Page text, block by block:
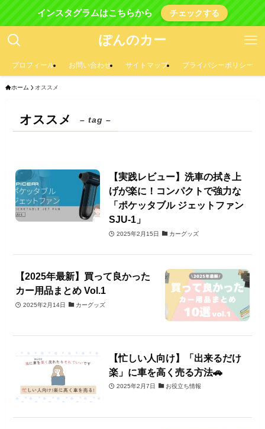
インスタグラムはこちらから チェックする
ぽんのカー
プロフィール お問い合わせ サイトマップ プライバシーポリシー
ホーム オススメ
オススメ – tag –
【実践レビュー】洗車の拭き上
げが楽に！コンパクトで強力な
「ポケッタブル ジェットファン
SJU-1」
2025年2月15日 カーグッズ
【2025年最新】買って良かった
カー用品まとめ Vol.1
2025年2月14日 カーグッズ
【忙しい人向け】「出来るだけ
楽」に車を高く売る方法🚗
2025年2月7日 お役立ち情報